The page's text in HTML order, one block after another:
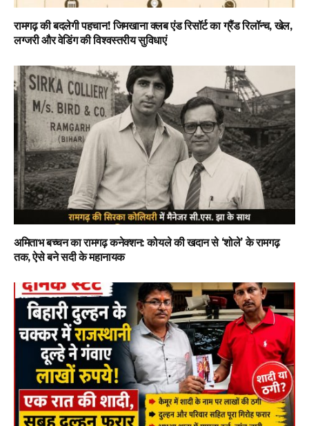
रामगढ़ की बदलेगी पहचान! जिमखाना क्लब एंड रिसॉर्ट का ग्रैंड रिलॉन्च, खेल,
लग्जरी और वेडिंग की विश्वस्तरीय सुविधाएं
अमिताभ बच्चन का रामगढ़ कनेक्शन: कोयले की खदान से ‘शोले’ के रामगढ़
तक, ऐसे बने सदी के महानायक